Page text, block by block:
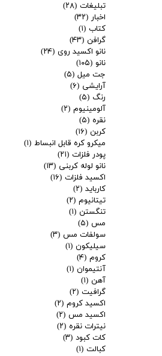
تبلیغات (۲۸)
اخبار (۳۲)
کتاب (۱)
گرافن (۴۳)
نانو اکسید روی (۲۴)
نانو (۱۰۵)
جت میل (۵)
آرایشی (۶)
رنگ (۵)
آلومینیوم (۲)
نقره (۵)
کربن (۱۶)
میکرو کره قابل انبساط (۱)
پودر فلزات (۲۱)
نانو لوله کربنی (۱۳)
اکسید فلزات (۱۶)
کارباید (۲)
تیتانیوم (۲)
تنگستن (۱)
مس (۵)
سولفات مس (۳)
سیلیکون (۱)
کروم (۴)
آنتیموان (۱)
آهن (۱)
گرافیت (۲)
اکسید کروم (۲)
اکسید مس (۲)
نیترات نقره (۲)
کات کبود (۳)
کبالت (۱)